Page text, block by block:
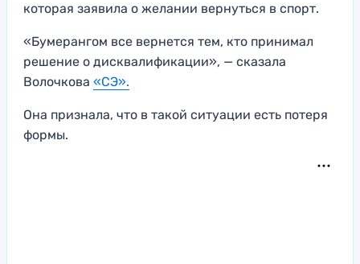
которая заявила о желании вернуться в спорт.
«Бумерангом все вернется тем, кто принимал
решение о дисквалификации», — сказала
Волочкова «СЭ».
Она признала, что в такой ситуации есть потеря
формы.